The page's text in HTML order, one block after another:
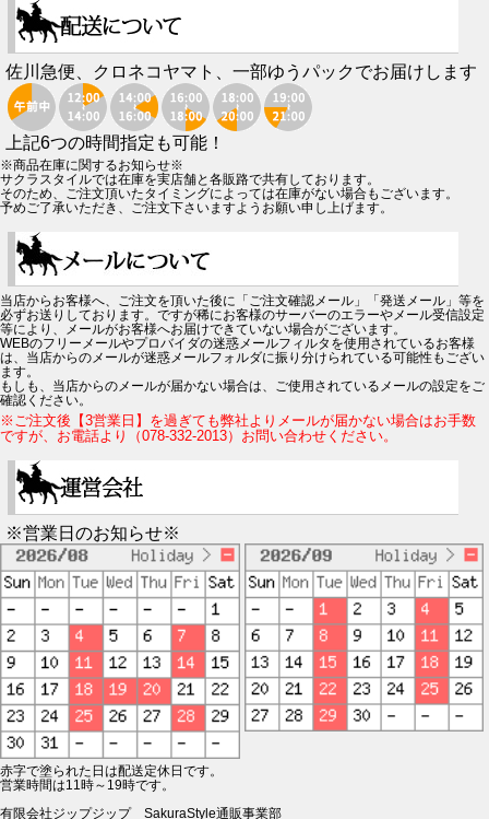
佐川急便、クロネコヤマト、一部ゆうパックでお届けします
上記6つの時間指定も可能！
※商品在庫に関するお知らせ※
サクラスタイルでは在庫を実店舗と各販路で共有しております。
そのため、ご注文頂いたタイミングによっては在庫がない場合もございます。
予めご了承いただき、ご注文下さいますようお願い申し上げます。
当店からお客様へ、ご注文を頂いた後に「ご注文確認メール」「発送メール」等を
必ずお送りしております。ですが稀にお客様のサーバーのエラーやメール受信設定
等により、メールがお客様へお届けできていない場合がございます。
WEBのフリーメールやプロバイダの迷惑メールフィルタを使用されているお客様
は、当店からのメールが迷惑メールフォルダに振り分けられている可能性もござい
ます。
もしも、当店からのメールが届かない場合は、ご使用されているメールの設定をご
確認ください。
※ご注文後【3営業日】を過ぎても弊社よりメールが届かない場合はお手数
ですが、お電話より（078-332-2013）お問い合わせください。
※営業日のお知らせ※
赤字で塗られた日は配送定休日です。
営業時間は11時～19時です。
有限会社ジップジップ SakuraStyle通販事業部